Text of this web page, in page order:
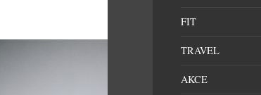
FIT
TRAVEL
AKCE